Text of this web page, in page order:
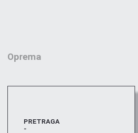
Oprema
PRETRAGA
-